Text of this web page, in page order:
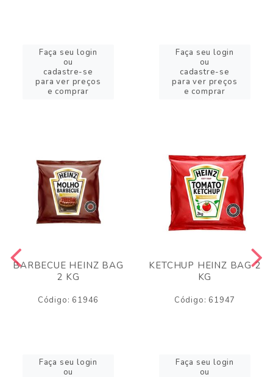
Faça seu login
ou
cadastre-se
para ver preços
e comprar
Faça seu login
ou
cadastre-se
para ver preços
e comprar
BARBECUE HEINZ BAG
2 KG
Código: 61946
Faça seu login
ou
KETCHUP HEINZ BAG 2
KG
Código: 61947
Faça seu login
ou